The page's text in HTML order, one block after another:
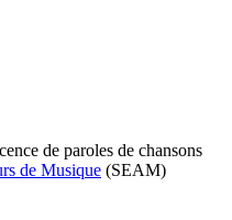
de paroles de chansons
de Musique (SEAM)